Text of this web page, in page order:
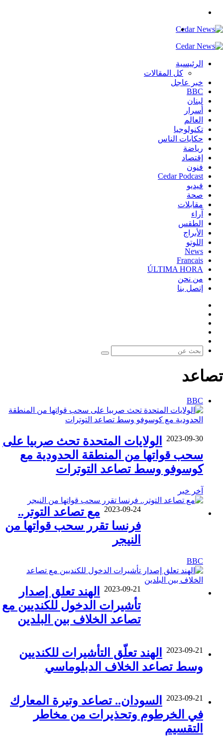
القائمة
الرئيسية
كل المقالات
خبر عاجل
BBC
لبنان
أسرار
العالم
تكنولوجيا
حكايات الناس
رياضة
إقتصاد
فنون
Cedar Podcast
فيديو
صحة
مقابلات
آراء
الطقس
الأبراج
اللوتو
News
Francais
ÚLTIMA HORA
من نحن
إتصل بنا
بحث
تصاعد
BBC
2023-09-30
الولايات المتحدة تحث صربيا على
سحب قواتها من المنطقة الحدودية مع
كوسوفو وسط تصاعد التوترات
آخر خبر
2023-09-24 مع تصاعد التوتر..
فرنسا تقرر سحب قواتها من
النيجر
BBC
2023-09-21
الهند تعلق إصدار
تأشيرات الدخول للكنديين مع
تصاعد الخلاف بين البلدين
2023-09-21
الهند تعلّق التأشيرات للكنديين
وسط تصاعد الخلاف الدبلوماسي
2023-09-21
السودان.. تصاعد وتيرة المعارك
في الخرطوم وتحذيرات من مخاطر
التقسيم